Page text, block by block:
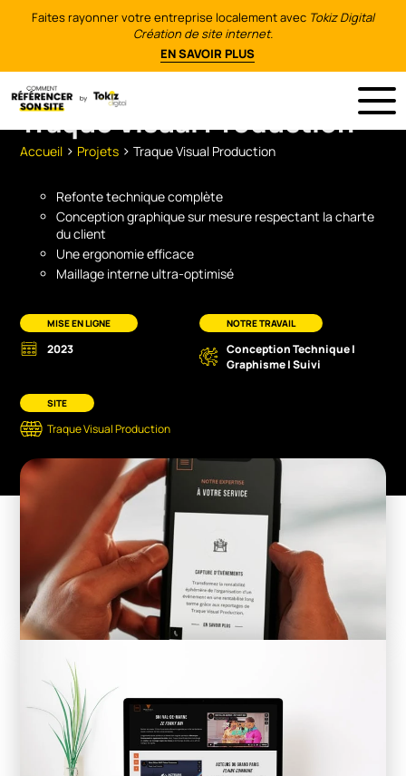
Faites rayonner votre entreprise localement avec Tokiz Digital
Création de site internet.
EN SAVOIR PLUS
Traque Visual Production
Accueil > Projets >Traque Visual Production
Refonte technique complète
Conception graphique sur mesure respectant la charte
du client
Une ergonomie efficace
Maillage interne ultra-optimisé
MISE EN LIGNE
2023
NOTRE TRAVAIL
Conception Technique |
Graphisme | Suivi
SITE
Traque Visual Production